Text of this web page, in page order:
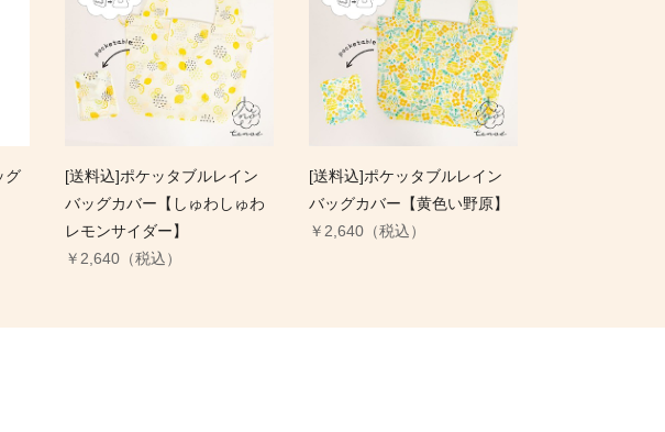
グ
[送料込]ポケッタブルレイン
バッグカバー【しゅわしゅわ
レモンサイダー】
￥2,640（税込）
[送料込]ポケッタブルレイン
バッグカバー【黄色い野原】
￥2,640（税込）